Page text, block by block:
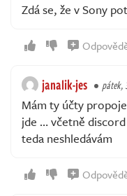
Zdá se, že v Sony
janalik-jes pátek,
Mám ty účty
jde … včetně
teda neshledávám